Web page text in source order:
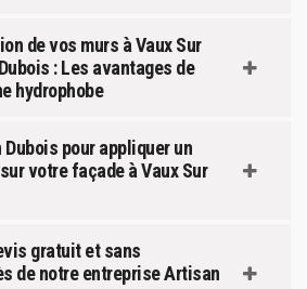
de vos murs à Vaux Sur
: Les avantages de
hydrophobe
pour appliquer un
votre façade à Vaux Sur
gratuit et sans
de notre entreprise Artisan